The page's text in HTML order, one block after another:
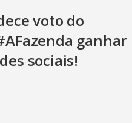
voto do
ganhar
sociais!